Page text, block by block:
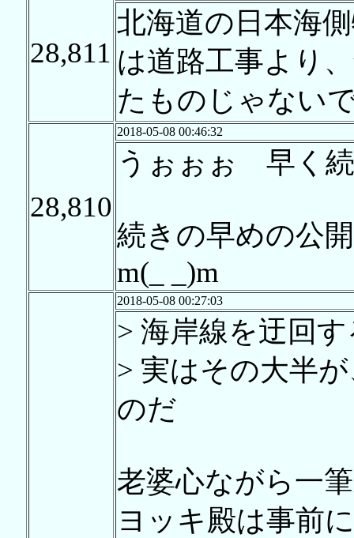
28,811
北海道の日本海
は道路工事より
たものじゃない
28,810
2018-05-08 00:46:32
うぉぉぉ 早く
続きの早めの公
m(_ _)m
2018-05-08 00:27:03
> 海岸線を迂回
> 実はその大半
のだ
老婆心ながら一
ヨッキ殿は事前